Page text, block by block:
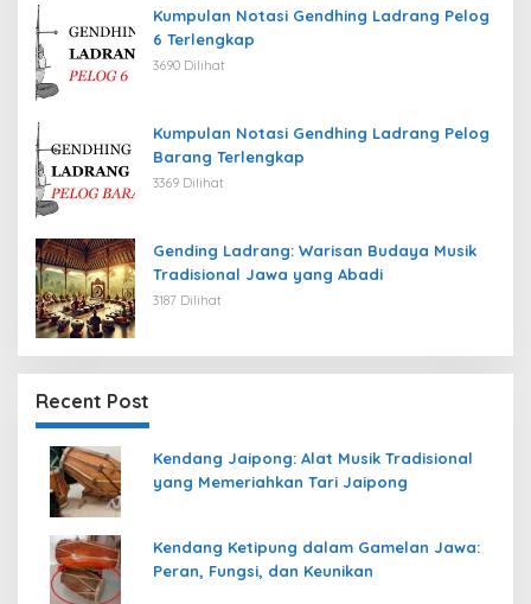
Kumpulan Notasi Gendhing Ladrang Pelog
6 Terlengkap
3690 Dilihat
Kumpulan Notasi Gendhing Ladrang Pelog
Barang Terlengkap
3369 Dilihat
Gending Ladrang: Warisan Budaya Musik
Tradisional Jawa yang Abadi
3187 Dilihat
Recent Post
Kendang Jaipong: Alat Musik Tradisional
yang Memeriahkan Tari Jaipong
Kendang Ketipung dalam Gamelan Jawa:
Peran, Fungsi, dan Keunikan